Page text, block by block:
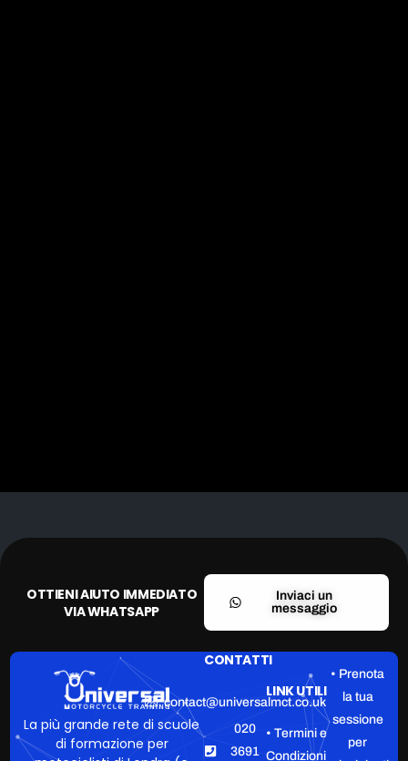
OTTIENI AIUTO IMMEDIATO
VIA WHATSAPP
Inviaci un
messaggio
La più grande rete di scuole
di formazione per
CONTATTI
contact@universalmct.co.uk
020
3691
LINK UTILI
• Termini e
Condizioni
• Prenota
la tua
sessione
per